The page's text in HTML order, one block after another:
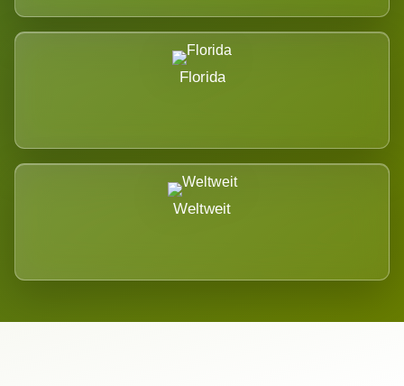
Florida
Weltweit